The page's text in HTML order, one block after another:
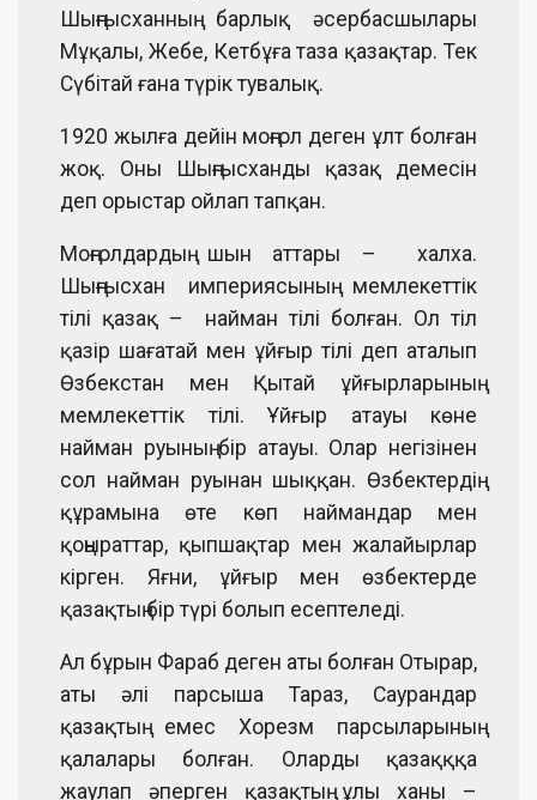
Шыңғысханның барлық әсербасшылары
Мұқалы, Жебе, Кетбұға таза қазақтар. Тек
Сүбітай ғана түрік тувалық.
1920 жылға дейін моңғол деген ұлт болған
жоқ. Оны Шыңғысханды қазақ демесін
деп орыстар ойлап тапқан.
Моңғолдардың шын аттары – халха.
Шыңғысхан империясының мемлекеттік
тілі қазақ – найман тілі болған. Ол тіл
қазір шағатай мен ұйғыр тілі деп аталып
Өзбекстан мен Қытай ұйғырларының
мемлекеттік тілі. Ұйғыр атауы көне
найман руының бір атауы. Олар негізінен
сол найман руынан шыққан. Өзбектердің
құрамына өте көп наймандар мен
қоңыраттар, қыпшақтар мен жалайырлар
кірген. Яғни, ұйғыр мен өзбектерде
қазақтың бір түрі болып есептеледі.
Ал бұрын Фараб деген аты болған Отырар,
аты әлі парсыша Тараз, Саурандар
қазақтың емес Хорезм парсыларының
қалалары болған. Оларды қазақққа
жаулап әперген қазақтың ұлы ханы –